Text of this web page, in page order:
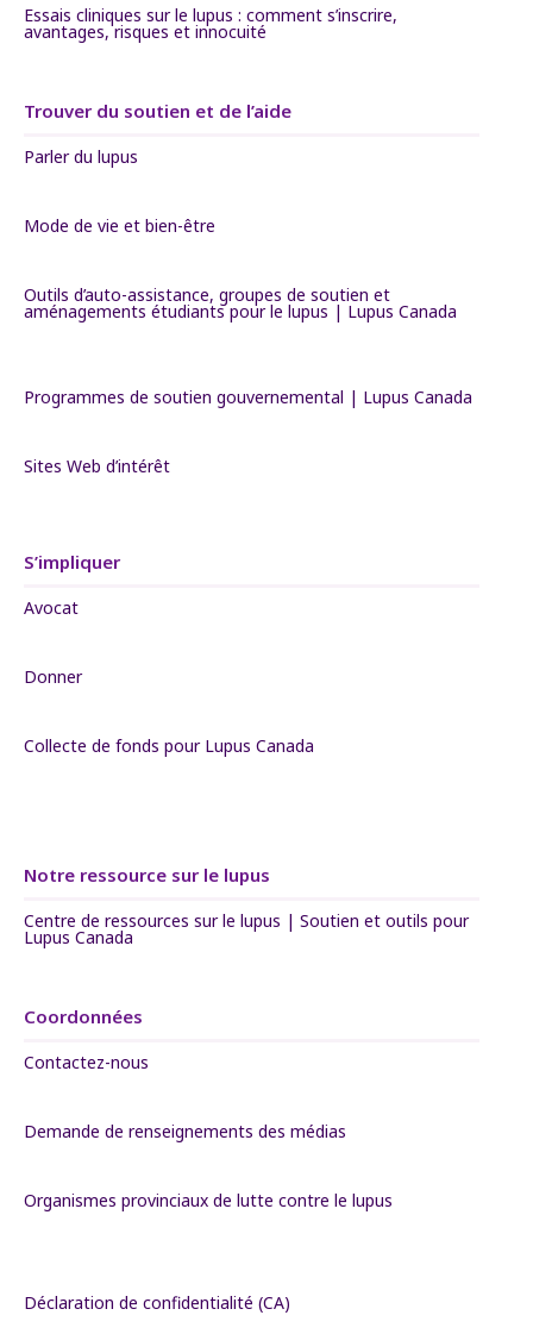
Essais cliniques sur le lupus : comment s’inscrire,
avantages, risques et innocuité
Trouver du soutien et de l’aide
Parler du lupus
Mode de vie et bien-être
Outils d’auto-assistance, groupes de soutien et
aménagements étudiants pour le lupus | Lupus Canada
Programmes de soutien gouvernemental | Lupus Canada
Sites Web d’intérêt
S’impliquer
Avocat
Donner
Collecte de fonds pour Lupus Canada
Notre ressource sur le lupus
Centre de ressources sur le lupus | Soutien et outils pour
Lupus Canada
Coordonnées
Contactez-nous
Demande de renseignements des médias
Organismes provinciaux de lutte contre le lupus
Déclaration de confidentialité (CA)